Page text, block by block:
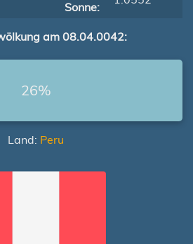
Sonne:
am 08.04.0042:
26%
Land: Peru